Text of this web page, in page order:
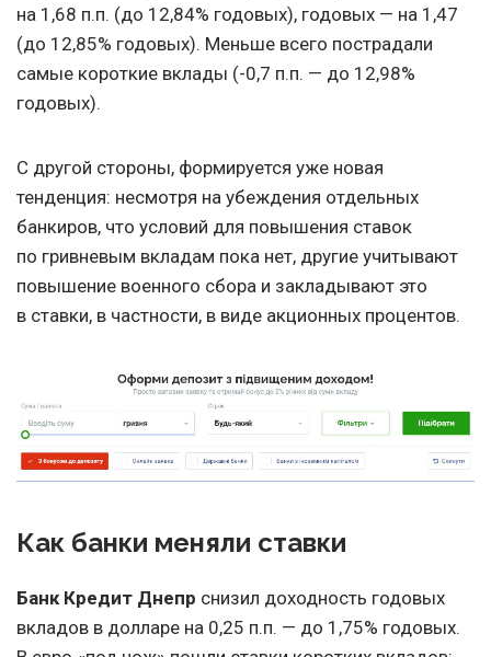
на 1,68 п.п. (до 12,84% годовых), годовых — на 1,47
(до 12,85% годовых). Меньше всего пострадали
самые короткие вклады (-0,7 п.п. — до 12,98%
годовых).
С другой стороны, формируется уже новая
тенденция: несмотря на убеждения отдельных
банкиров, что условий для повышения ставок
по гривневым вкладам пока нет, другие учитывают
повышение военного сбора и закладывают это
в ставки, в частности, в виде акционных процентов.
Как банки меняли ставки
Банк Кредит Днепр снизил доходность годовых
вкладов в долларе на 0,25 п.п. — до 1,75% годовых.